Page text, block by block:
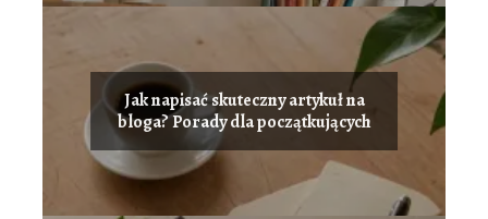
Jak napisać skuteczny artykuł na
bloga? Porady dla początkujących